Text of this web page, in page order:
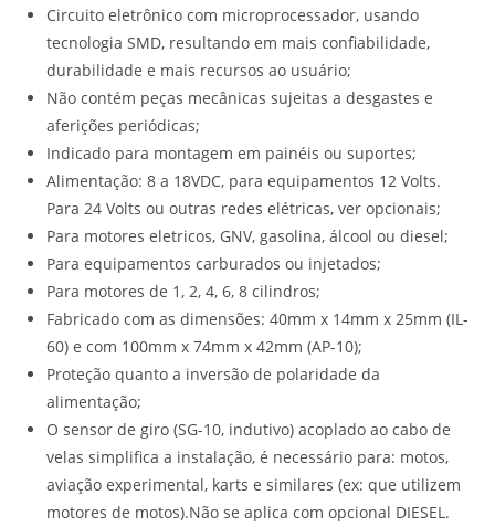
Circuito eletrônico com microprocessador, usando
tecnologia SMD, resultando em mais confiabilidade,
durabilidade e mais recursos ao usuário;
Não contém peças mecânicas sujeitas a desgastes e
aferições periódicas;
Indicado para montagem em painéis ou suportes;
Alimentação: 8 a 18VDC, para equipamentos 12 Volts.
Para 24 Volts ou outras redes elétricas, ver opcionais;
Para motores eletricos, GNV, gasolina, álcool ou diesel;
Para equipamentos carburados ou injetados;
Para motores de 1, 2, 4, 6, 8 cilindros;
Fabricado com as dimensões: 40mm x 14mm x 25mm (IL-
60) e com 100mm x 74mm x 42mm (AP-10);
Proteção quanto a inversão de polaridade da
alimentação;
O sensor de giro (SG-10, indutivo) acoplado ao cabo de
velas simplifica a instalação, é necessário para: motos,
aviação experimental, karts e similares (ex: que utilizem
motores de motos).Não se aplica com opcional DIESEL.